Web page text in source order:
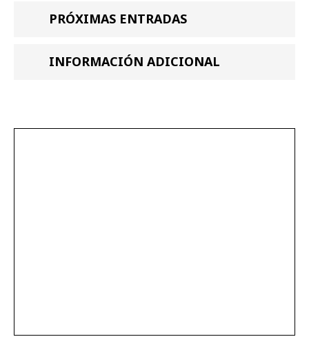
PRÓXIMAS ENTRADAS
INFORMACIÓN ADICIONAL